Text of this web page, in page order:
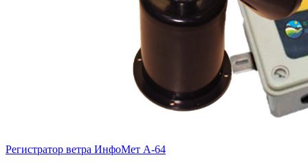
Регистратор ветра ИнфоМет А-64